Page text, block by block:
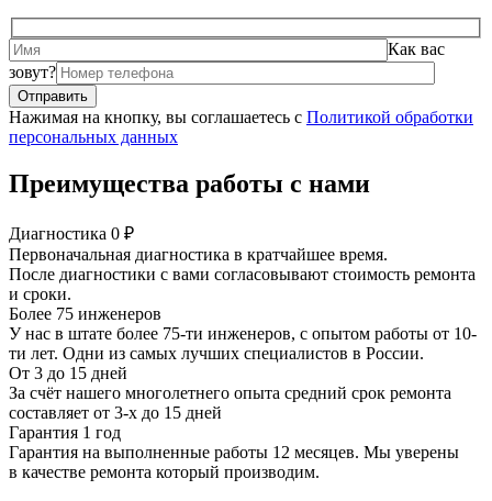
Как вас
зовут?
Нажимая на кнопку, вы соглашаетесь с Политикой обработки
персональных данных
Преимущества работы с нами
Диагностика 0 ₽
Первоначальная диагностика в кратчайшее время.
После диагностики с вами согласовывают стоимость ремонта
и сроки.
Более 75 инженеров
У нас в штате более 75-ти инженеров, с опытом работы от 10-
ти лет. Одни из самых лучших специалистов в России.
От 3 до 15 дней
За счёт нашего многолетнего опыта средний срок ремонта
составляет от 3-х до 15 дней
Гарантия 1 год
Гарантия на выполненные работы 12 месяцев. Мы уверены
в качестве ремонта который производим.